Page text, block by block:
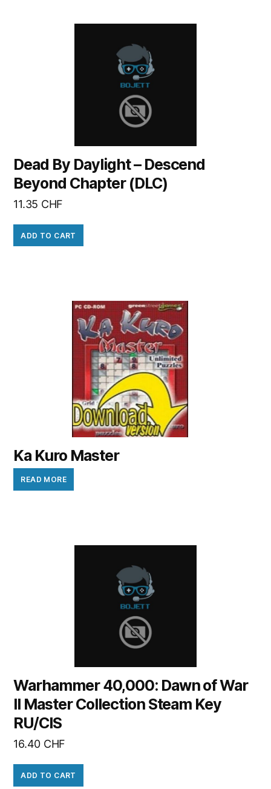
Dead By Daylight – Descend
Beyond Chapter (DLC)
11.35 CHF
ADD TO CART
Ka Kuro Master
READ MORE
Warhammer 40,000: Dawn of War
II Master Collection Steam Key
RU/CIS
16.40 CHF
ADD TO CART